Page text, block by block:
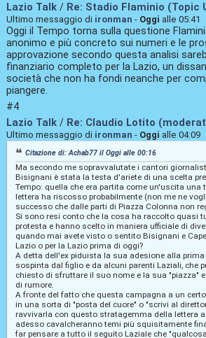
Lazio Talk/ Re: Stadio Flaminio (Topic
Ultimo messaggio di ironman - Oggi alle 05:41
Oggi il Tempo torna sulla questione
anonimo e più concreto sui numeri e le
approvazione secondo questa analisi
finanziario completo per la Lazio, un
società che non ha fondi neanche per
piangere.
#4
Lazio Talk/ Re: Claudio Lotito
Ultimo messaggio di ironman - Oggi alle 04:09
Citazione di: Achab77 ilOggi alle 00:16
Ma secondo me sopravvalutate i cantori
Bisignani è stata la testa d'ariete di una scelta
Tempo: quella che era partita come un'uscita
lettera ha riscosso probabilmente (non me ne
successo che dalle parti di Piazza Colonna non
Si sono resi conto che la cosa ha raccolto quasi
protesta e hanno scelto in maniera ufficiale di
quando mai avete visto o sentito Bisignani e
Lazio o per la Lazio prima di oggi?
A detta dell'ex piduista la sua adesione alla
sospinta dal figlio e da alcuni parenti Laziali, che
chiesto di sfruttare il suo nome e la sua "piazza"
di rumore.
A fronte del fatto che questa campagna a un
in una sorta di "posta del cuore" o "scrivi al
ravvivarla con questo stratagemma della lettera
adesso cavalcheranno temi più squisitamente
far pensare a tutto il seguito Laziale che